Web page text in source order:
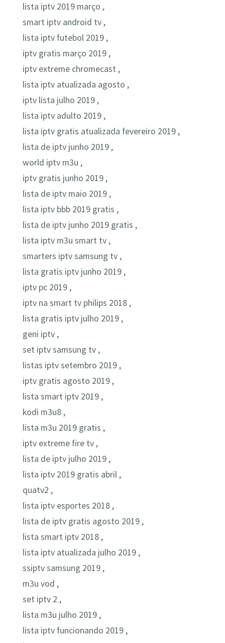
lista iptv 2019 março ,
smart iptv android tv ,
lista iptv futebol 2019 ,
iptv gratis março 2019 ,
iptv extreme chromecast ,
lista iptv atualizada agosto ,
iptv lista julho 2019 ,
lista iptv adulto 2019 ,
lista iptv gratis atualizada fevereiro 2019 ,
lista de iptv junho 2019 ,
world iptv m3u ,
iptv gratis junho 2019 ,
lista de iptv maio 2019 ,
lista iptv bbb 2019 gratis ,
lista de iptv junho 2019 gratis ,
lista iptv m3u smart tv ,
smarters iptv samsung tv ,
lista gratis iptv junho 2019 ,
iptv pc 2019 ,
iptv na smart tv philips 2018 ,
lista gratis iptv julho 2019 ,
geni iptv ,
set iptv samsung tv ,
listas iptv setembro 2019 ,
iptv gratis agosto 2019 ,
lista smart iptv 2019 ,
kodi m3u8 ,
lista m3u 2019 gratis ,
iptv extreme fire tv ,
lista de iptv julho 2019 ,
lista iptv 2019 gratis abril ,
quatv2 ,
lista iptv esportes 2018 ,
lista de iptv gratis agosto 2019 ,
lista smart iptv 2018 ,
lista iptv atualizada julho 2019 ,
ssiptv samsung 2019 ,
m3u vod ,
set iptv 2 ,
lista m3u julho 2019 ,
lista iptv funcionando 2019 ,